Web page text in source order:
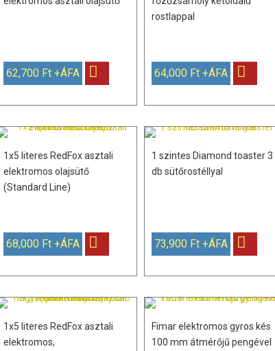
62,700 Ft +ÁFA
rostlappal
64,000 Ft +ÁFA
1x5 literes RedFox asztali
elektromos olajsütő
(Standard Line)
68,000 Ft +ÁFA
1 szintes Diamond toaster 3
db sütőrostéllyal
73,900 Ft +ÁFA
1x5 literes RedFox asztali
elektromos,
Fimar elektromos gyros kés
100 mm átmérőjű pengével